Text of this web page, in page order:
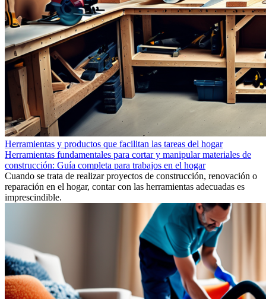
Herramientas y productos que facilitan las tareas del hogar
Herramientas fundamentales para cortar y manipular materiales de
construcción: Guía completa para trabajos en el hogar
Cuando se trata de realizar proyectos de construcción, renovación o
reparación en el hogar, contar con las herramientas adecuadas es
imprescindible.